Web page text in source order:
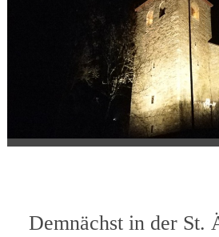
Demnächst in der St.